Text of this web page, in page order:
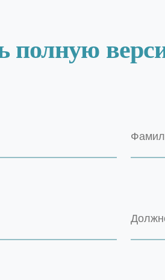
полную